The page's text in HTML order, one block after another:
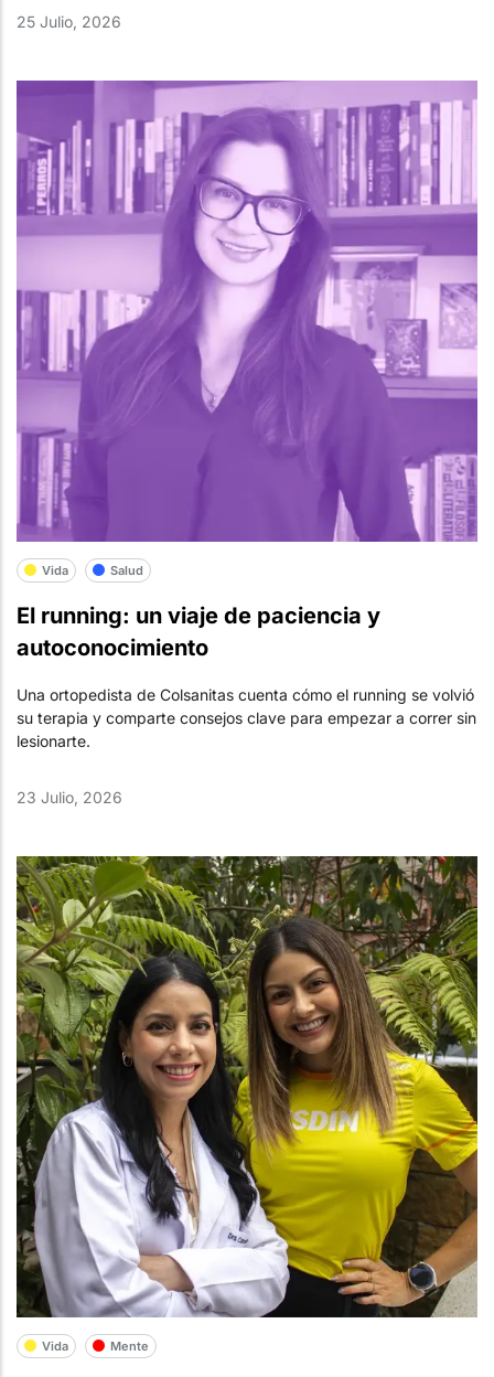
25 Julio, 2026
Vida Salud
El running: un viaje de paciencia y
autoconocimiento
Una ortopedista de Colsanitas cuenta cómo el running se volvió
su terapia y comparte consejos clave para empezar a correr sin
lesionarte.
23 Julio, 2026
Vida Mente